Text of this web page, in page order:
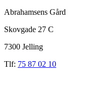
Abrahamsens Gård
Skovgade 27 C
7300 Jelling
Tlf: 75 87 02 10